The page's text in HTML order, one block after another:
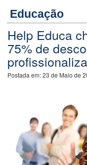
Educação
Help Educa
75% de
Postada em:23 de Maio de